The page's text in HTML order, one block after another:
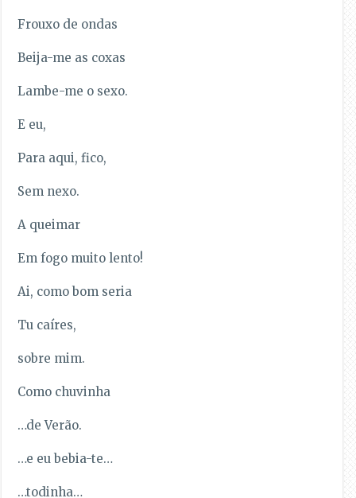
Frouxo de ondas
Beija-me as coxas
Lambe-me o sexo.
E eu,
Para aqui, fico,
Sem nexo.
A queimar
Em fogo muito lento!
Ai, como bom seria
Tu caíres,
sobre mim.
Como chuvinha
…de Verão.
…e eu bebia-te…
…todinha…